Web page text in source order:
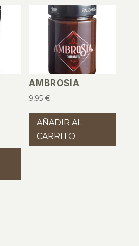
AMBROSIA
9,95€
AÑADIR AL
CARRITO